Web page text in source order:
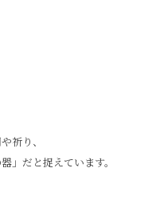
祈り、
」だと捉えています。